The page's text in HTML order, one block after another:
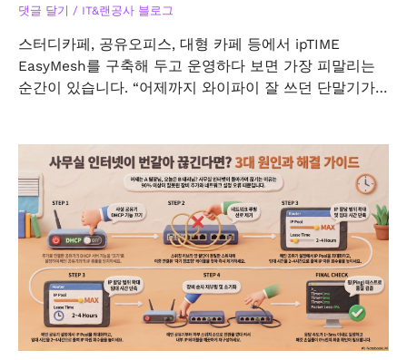
댓글 달기 / IT&랜공사 블로그
스터디카페, 공유오피스, 대형 카페 등에서 ipTIME
EasyMesh를 구축해 두고 운영하다 보면 가장 피말리는
순간이 있습니다. “어제까지 와이파이 잘 쓰던 단말기가…